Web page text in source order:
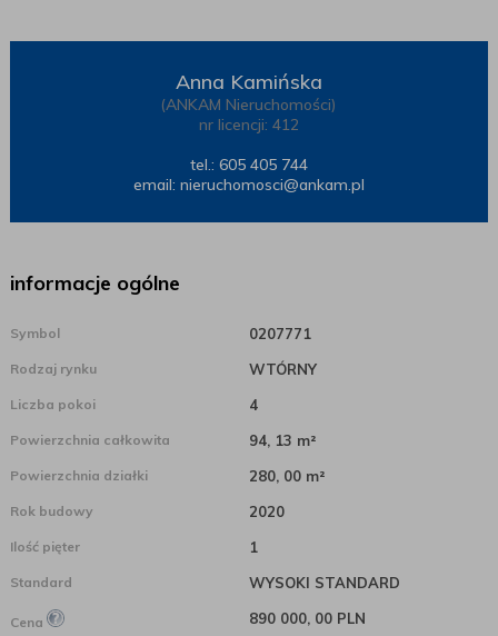
Anna Kamińska
(ANKAM Nieruchomości)
nr licencji: 412
tel.: 605 405 744
email: nieruchomosci@ankam.pl
informacje ogólne
Symbol 0207771
Rodzaj rynku WTÓRNY
Liczba pokoi 4
Powierzchnia całkowita 94, 13 m²
Powierzchnia działki 280, 00 m²
Rok budowy 2020
Ilość pięter 1
Standard WYSOKI STANDARD
Cena 890 000, 00 PLN